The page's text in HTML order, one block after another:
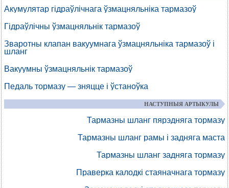
Акумулятар гідраўлічнага ўзмацняльніка тармазоў
Гідраўлічны ўзмацняльнік тармазоў
Зваротны клапан вакуумнага ўзмацняльніка тармазоў і
шланг
Вакуумны ўзмацняльнік тармазоў
Педаль тормазу — зняцце і ўстаноўка
НАСТУПНЫЯ АРТЫКУЛЫ
Тармазны шланг пярэдняга тормазу
Тармазны шланг рамы і задняга маста
Тармазны шланг задняга тормазу
Праверка калодкі стаяначнага тормазу